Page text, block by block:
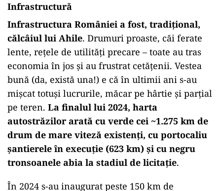
Infrastructură
Infrastructura României a fost, tradițional,
călcâiul lui Ahile. Drumuri proaste, căi ferate
lente, rețele de utilități precare – toate au tras
economia în jos și au frustrat cetățenii. Vestea
bună (da, există una!) e că în ultimii ani s-au
mișcat totuși lucrurile, măcar pe hârtie și parțial
pe teren. La finalul lui 2024, harta
autostrăzilor arată cu verde cei ~1.275 km de
drum de mare viteză existenți, cu portocaliu
șantierele în execuție (623 km) și cu negru
tronsoanele abia la stadiul de licitație.
În 2024 s-au inaugurat peste 150 km de